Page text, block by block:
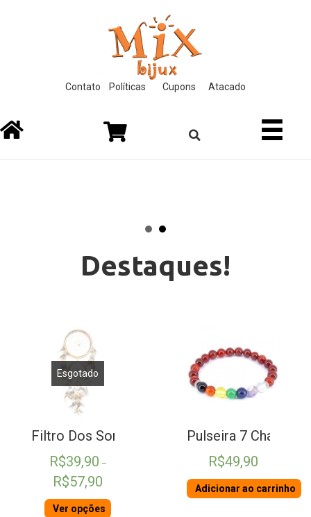
Contato Políticas Cupons Atacado
Destaques!
Esgotado
Filtro Dos Sonhos Bege
R$39,90 –
R$57,90
preço:
R$39,90
Ver opções
Pulseira 7 Chakras
R$49,90
Adicionar ao carrinho